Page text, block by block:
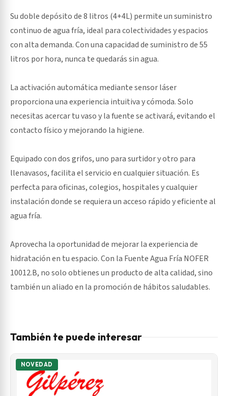
Su doble depósito de 8 litros (4+4L) permite un suministro
continuo de agua fría, ideal para colectividades y espacios
con alta demanda. Con una capacidad de suministro de 55
litros por hora, nunca te quedarás sin agua.
La activación automática mediante sensor láser
proporciona una experiencia intuitiva y cómoda. Solo
necesitas acercar tu vaso y la fuente se activará, evitando el
contacto físico y mejorando la higiene.
Equipado con dos grifos, uno para surtidor y otro para
llenavasos, facilita el servicio en cualquier situación. Es
perfecta para oficinas, colegios, hospitales y cualquier
instalación donde se requiera un acceso rápido y eficiente al
agua fría.
Aprovecha la oportunidad de mejorar la experiencia de
hidratación en tu espacio. Con la Fuente Agua Fría NOFER
10012.B, no solo obtienes un producto de alta calidad, sino
también un aliado en la promoción de hábitos saludables.
También te puede interesar
NOVEDAD